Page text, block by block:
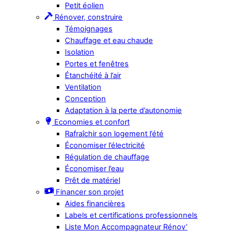
Petit éolien
Rénover, construire
Témoignages
Chauffage et eau chaude
Isolation
Portes et fenêtres
Étanchéité à l’air
Ventilation
Conception
Adaptation à la perte d’autonomie
Economies et confort
Rafraîchir son logement l’été
Économiser l’électricité
Régulation de chauffage
Économiser l’eau
Prêt de matériel
Financer son projet
Aides financières
Labels et certifications professionnels
Liste Mon Accompagnateur Rénov’